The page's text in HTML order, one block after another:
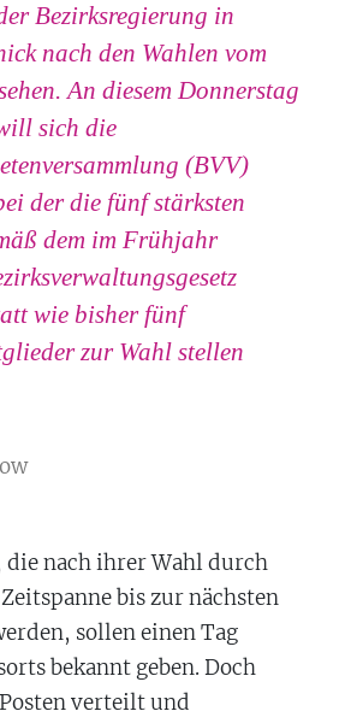
Bezirksregierung in
nach den Wahlen vom
An diesem Donnerstag
sich die
(BVV)
der die fünf stärksten
dem im Frühjahr
wie bisher fünf
zur Wahl stellen
die nach ihrer Wahl durch
bis zur nächsten
sollen einen Tag
bekannt geben. Doch
verteilt und